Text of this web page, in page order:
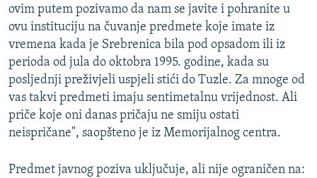
ovim putem pozivamo da nam se javite i pohranite u
ovu instituciju na čuvanje predmete koje imate iz
vremena kada je Srebrenica bila pod opsadom ili iz
perioda od jula do oktobra 1995. godine, kada su
posljednji preživjeli uspjeli stići do Tuzle. Za mnoge od
vas takvi predmeti imaju sentimetalnu vrijednost. Ali
priče koje oni danas pričaju ne smiju ostati
neispričane", saopšteno je iz Memorijalnog centra.
Predmet javnog poziva uključuje, ali nije ograničen na: